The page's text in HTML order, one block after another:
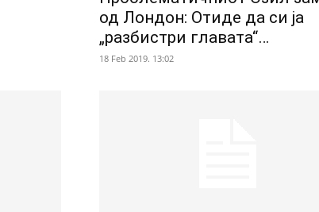
од Лондон: Отиде да си ја
„разбистри главата“…
18 Feb 2019. 13:02